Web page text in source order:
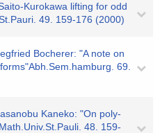
Kurokawa lifting for odd
49. 159-176 (2000)
Bocherer: "A note on
69.
Kaneko: "On poly-
48. 159-